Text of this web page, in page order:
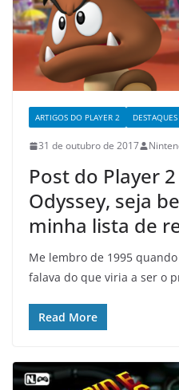
ARTIGOS DO PLAYER 2 DESTAQUES
31 de outubro de 2017
Post do Player
Odyssey, seja
minha lista de
Me lembro de 1995
falava do que viria a ser o
Read More